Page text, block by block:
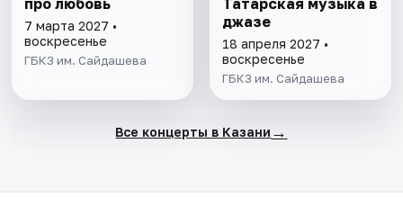
про любовь
7 марта 2027 •
воскресенье
ГБКЗ им. Сайдашева
Татарская музыка в
джазе
18 апреля 2027 •
воскресенье
ГБКЗ им. Сайдашева
Все концерты в Казани →